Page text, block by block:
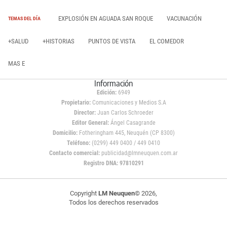
TEMAS DEL DÍA EXPLOSIÓN EN AGUADA SAN ROQUE VACUNACIÓN
+SALUD +HISTORIAS PUNTOS DE VISTA EL COMEDOR
MAS E
Información
Edición: 6949
Propietario:Comunicaciones y Medios S.A
Director: Juan Carlos Schroeder
Editor General:Ángel Casagrande
Domicilio:Fotheringham 445, Neuquén (CP 8300)
Teléfono: (0299) 449 0400 / 449 0410
Contacto comercial: publicidad@lmneuquen.com.ar
Registro DNA: 97810291
Copyright LM Neuquen© 2026,
Todos los derechos reservados